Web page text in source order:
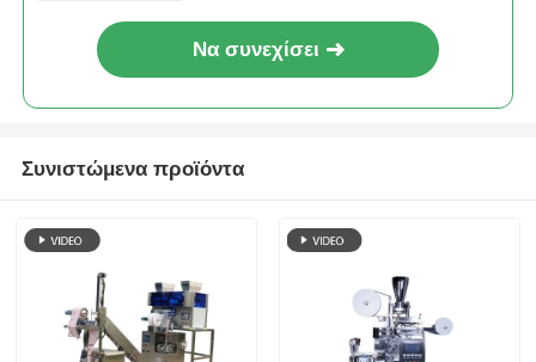
Άλλο μηχάνημα
Ειδική γραμμή παραγωγής
Να συνεχίσει
Συνιστώμενα προϊόντα